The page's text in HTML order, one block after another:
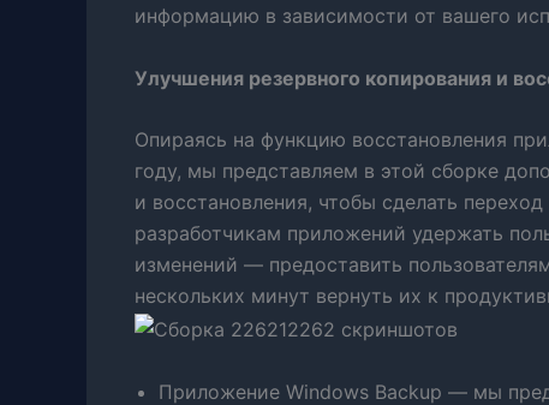
информацию в зависимости от вашего
Улучшения резервного копирования и
Опираясь на функцию восстановления
году, мы представляем в этой сборке
и восстановления, чтобы сделать
разработчикам приложений удержать
изменений — предоставить
нескольких минут вернуть их к
Приложение Windows Backup — мы